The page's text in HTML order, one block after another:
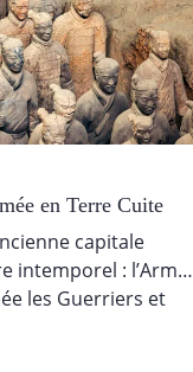
en Terre Cuite
capitale
intemporel : l’Armée
les Guerriers et